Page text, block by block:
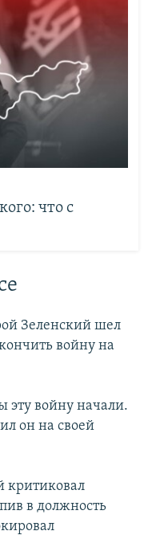
что с
Зеленский шел
войну на
эту войну начали.
он на своей
критиковал
в должность